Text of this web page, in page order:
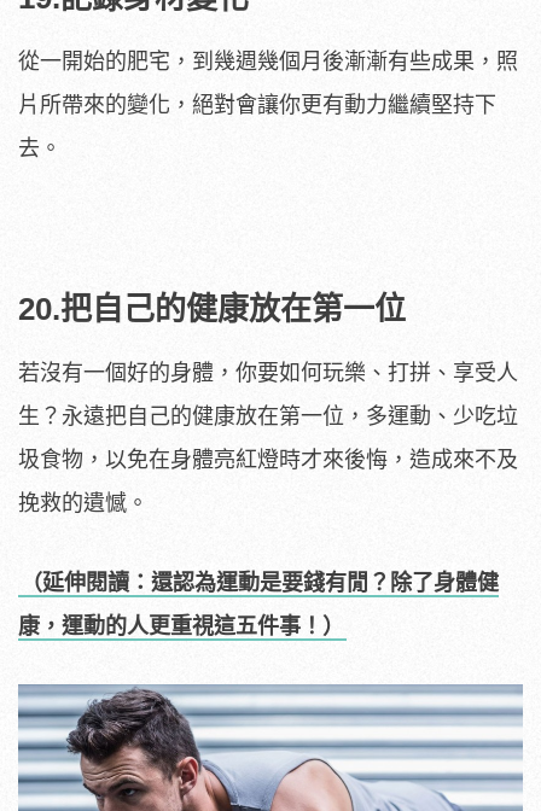
從一開始的肥宅，到幾週幾個月後漸漸有些成果，照
片所帶來的變化，絕對會讓你更有動力繼續堅持下
去。
20.把自己的健康放在第一位
若沒有一個好的身體，你要如何玩樂、打拼、享受人
生？永遠把自己的健康放在第一位，多運動、少吃垃
圾食物，以免在身體亮紅燈時才來後悔，造成來不及
挽救的遺憾。
（延伸閱讀：還認為運動是要錢有閒？除了身體健
康，運動的人更重視這五件事！）